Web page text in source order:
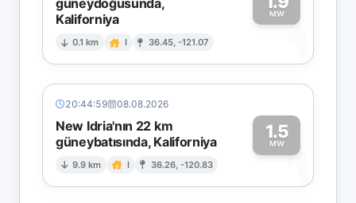
güneydoğusunda,
Kaliforniya
0.1 km I 36.45, -121.07
MW
1
20:44:59 08.08.2026
New Idria'nın 22 km
güneybatısında, Kaliforniya
9.9 km I 36.26, -120.83
1.5
MW1